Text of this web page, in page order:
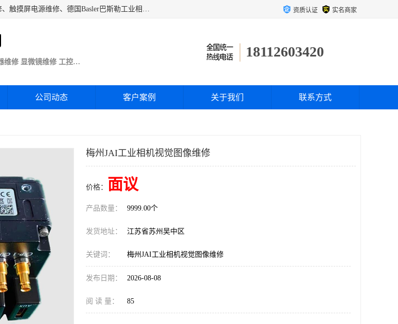
苏州技优电子技术服务公司承接：CCD工业相机维修、康耐视cognex工业相机维修、触摸屏电源维修、德国Basler巴斯勒工业相机维修、科研蛋白分析仪制冷相机维修等各种设备维修。公司客户行业涉及机械制造、注塑业、橡胶、电路板制造工厂、印刷、电梯、汽车生产、发电、电镀、医疗、食品、包装等。 资质认证 实名商家
Basler巴斯勒康耐视Cognex工业CCD相机维修 基恩士视觉控制器维修 显微镜维修 工控触摸屏电源电路板维修
18112603420
公司动态 客户案例 关于我们 联系方式
梅州JAI工业相机视觉图像维修
价格： 面议
产品数量： 9999.00个
发货地址： 江苏省苏州吴中区
关键词： 梅州JAI工业相机视觉图像维修
发布日期： 2026-08-08
阅 读 量： 85